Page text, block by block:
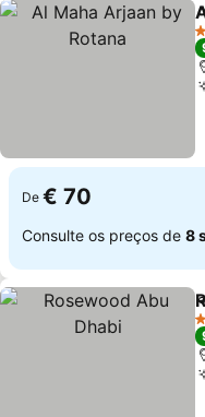
4
De € 70
Consulte os preços de 8